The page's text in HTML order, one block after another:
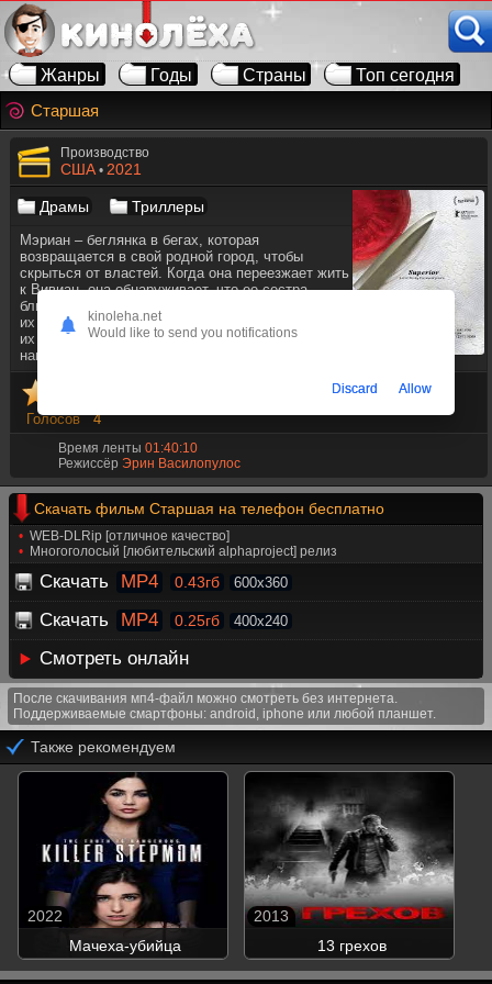
Жанры Годы Страны
Топ сегодня
Старшая
Производство
США• 2021
Драмы Триллеры
Мэриан – беглянка в бегах, которая
возвращается в свой родной город, чтобы
скрыться от властей. Когда она переезжает жить
к Вивиан, она обнаруживает, что ее сестра-
близнец тоже изо всех сил пытается сохранить
их жизнь вместе. Миры сестер сталкиваются, и
их дальнейшие судьбы идут в неожиданных
направлениях.
Голосов 4
Время ленты 01:40:10
Режиссёр Эрин Василопулос
Скачать фильм Старшая на телефон бесплатно
WEB-DLRip [отличное качество]
Многоголосый [любительский alphaproject] релиз
Скачать MP4 0.43гб 600x360
Скачать MP4 0.25гб 400x240
Смотреть онлайн
После скачивания мп4-файл можно смотреть без интернета.
Поддерживаемые смартфоны: android, iphone или любой планшет.
Также рекомендуем
Мачеха-убийца
2022
13 грехов
2013
kinoleha.net
Would like to send you notifications
Discard Allow